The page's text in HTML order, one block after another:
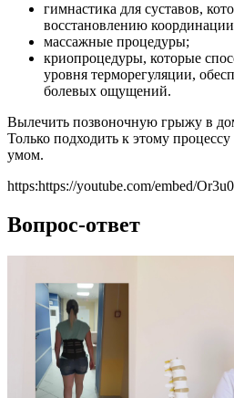
гимнастика для суставов,
восстановлению
массажные процедуры;
криопроцедуры, которые
уровня терморегуляции,
болевых ощущений.
Вылечить позвоночную грыжу в
Только подходить к этому
умом.
https:https://youtube.com/embed/
Вопрос-ответ